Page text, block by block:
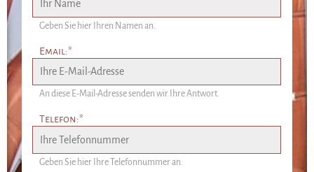
Geben Sie hier Ihren Namen an.
Pflichtfeld
Email:*
An diese E-Mail-Adresse senden wir Ihre Antwort.
Pflichtfeld
Telefon:*
Geben Sie hier Ihre Telefonnummer an.